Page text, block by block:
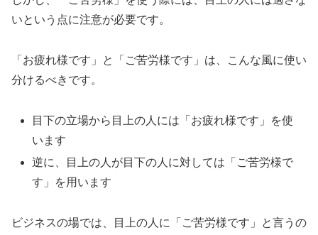
いという点に注意が必要です。
「お疲れ様です」と「ご苦労様です」は、こんな風に使い
分けるべきです。
目下の立場から目上の人には「お疲れ様です」を使
います
逆に、目上の人が目下の人に対しては「ご苦労様で
す」を用います
ビジネスの場では、目上の人に「ご苦労様です」と言うの